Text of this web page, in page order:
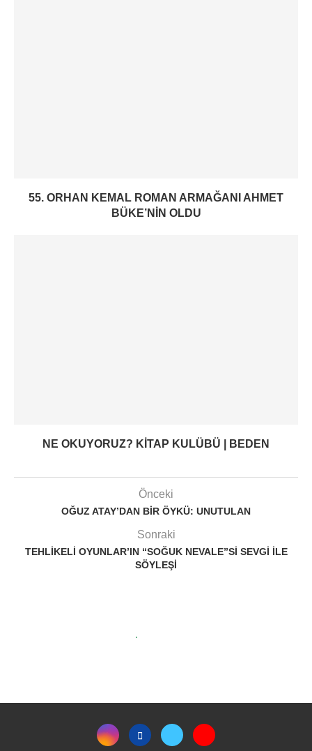
55. ORHAN KEMAL ROMAN ARMAĞANI AHMET
BÜKE’NIN OLDU
NE OKUYORUZ? KITAP KULÜBÜ | BEDEN
Önceki
OĞUZ ATAY’DAN BIR ÖYKÜ: UNUTULAN
Sonraki
TEHLIKELI OYUNLAR’IN “SOĞUK NEVALE”SI SEVGI ILE
SÖYLEŞI